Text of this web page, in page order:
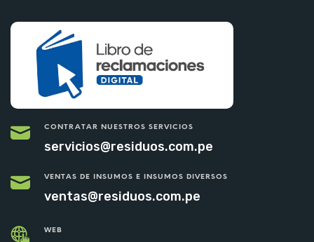
CONTRATAR NUESTROS SERVICIOS
servicios@residuos.com.pe
VENTAS DE INSUMOS E INSUMOS DIVERSOS
ventas@residuos.com.pe
WEB